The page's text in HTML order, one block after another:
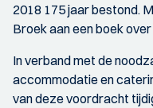
2018 175 jaar bestond.
Broek aan een boek
In verband met de
accommodatie en
van deze voordracht